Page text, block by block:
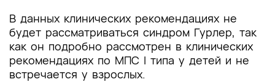
В данных клинических рекомендациях не
будет рассматриваться синдром Гурлер, так
как он подробно рассмотрен в клинических
рекомендациях по МПС I типа у детей и не
встречается у взрослых.